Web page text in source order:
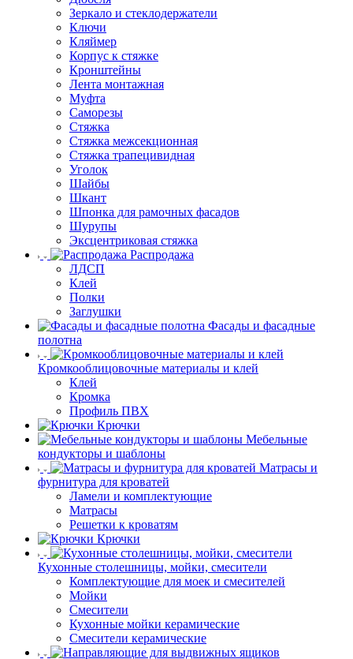
Зеркало и стеклодержатели
Ключи
Кляймер
Корпус к стяжке
Кронштейны
Лента монтажная
Муфта
Саморезы
Стяжка
Стяжка межсекционная
Стяжка трапецивидная
Уголок
Шайбы
Шкант
Шпонка для рамочных фасадов
Шурупы
Эксцентриковая стяжка
Распродажа
ЛДСП
Клей
Полки
Заглушки
Фасады и фасадные
полотна
Кромкооблицовочные материалы и клей
Клей
Кромка
Профиль ПВХ
Крючки
Мебельные
кондукторы и шаблоны
Матрасы и
фурнитура для кроватей
Ламели и комплектующие
Матрасы
Решетки к кроватям
Крючки
Кухонные столешницы, мойки, смесители
Комплектующие для моек и смесителей
Мойки
Смесители
Кухонные мойки керамические
Смесители керамические